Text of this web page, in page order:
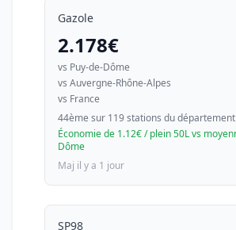
Gazole
2.178€
vs Puy-de-Dôme
vs Auvergne-Rhône-Alpes
vs France
44ème sur 119 stations du département
Économie de 1.12€ / plein 50L vs
Dôme
Maj il y a 1 jour
SP98